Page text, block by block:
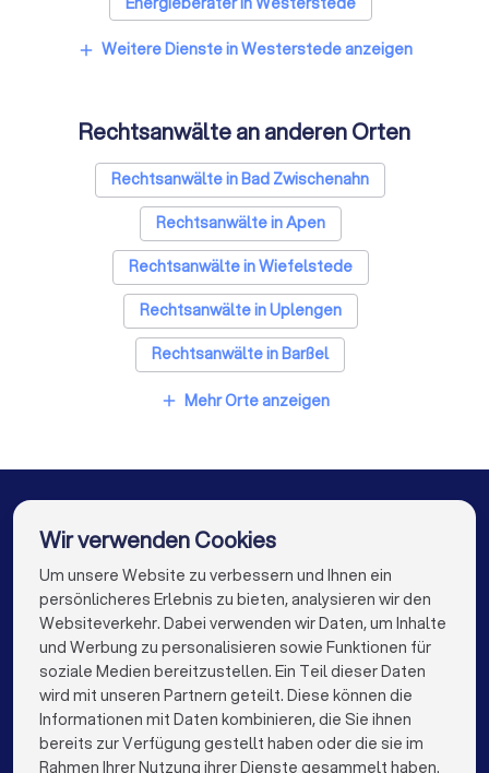
add Weitere Dienste in Westerstede anzeigen
Rechtsanwälte an anderen Orten
Rechtsanwälte in Bad Zwischenahn
Rechtsanwälte in Apen
Rechtsanwälte in Wiefelstede
Rechtsanwälte in Uplengen
Rechtsanwälte in Barßel
Rechtsanwälte in Rastede
Rechtsanwälte in Oldenburg
Rechtsanwälte in Saterland
Rechtsanwälte in Berlin
Rechtsanwälte in Hamburg
Rechtsanwälte in München
Rechtsanwälte in Köln
Rechtsanwälte in Frankfurt am Main
add Mehr Orte anzeigen
Die besten Unternehmen für Sie
info@trustlocal.de
FÜR PRIVATPERSONEN
Wir verwenden Cookies
Um unsere Website zu verbessern und Ihnen ein
persönlicheres Erlebnis zu bieten, analysieren wir den
Websiteverkehr. Dabei verwenden wir Daten, um Inhalte
und Werbung zu personalisieren sowie Funktionen für
soziale Medien bereitzustellen. Ein Teil dieser Daten
wird mit unseren Partnern geteilt. Diese können die
Informationen mit Daten kombinieren, die Sie ihnen
bereits zur Verfügung gestellt haben oder die sie im
Rahmen Ihrer Nutzung ihrer Dienste gesammelt haben.